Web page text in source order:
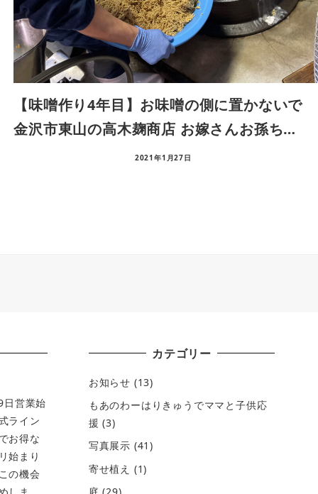
【味噌作り4年目】お味噌の側に置かないで
金沢市東山の高木麹商店 お嫁さんお孫ち…
2021年1月27日
営業始
ライン
お得な
始まり
の機会
カテゴリー
お知らせ (13)
もあのわーはりきゅうでママと子供応
援 (3)
写真展示 (41)
寄せ植え (1)